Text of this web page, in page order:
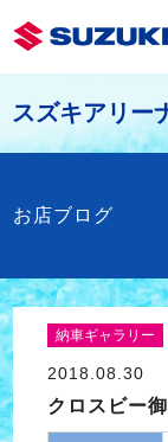
スズキアリー
お店ブログ
納車ギャラリー
2018.08.30
クロスビー